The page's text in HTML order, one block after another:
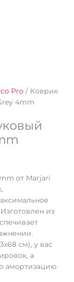
Pro / Коврик
4mm
от Marjari
из
см), у вас
а
амортизацию